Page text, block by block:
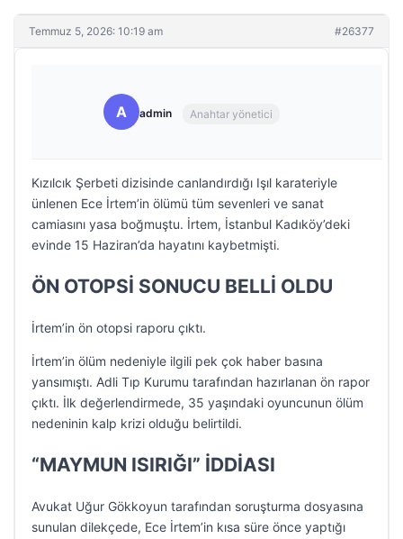
Temmuz 5, 2026: 10:19 am #26377
A admin Anahtar yönetici
Kızılcık Şerbeti dizisinde canlandırdığı Işıl karateriyle
ünlenen Ece İrtem’in ölümü tüm sevenleri ve sanat
camiasını yasa boğmuştu. İrtem, İstanbul Kadıköy’deki
evinde 15 Haziran’da hayatını kaybetmişti.
ÖN OTOPSİ SONUCU BELLİ OLDU
İrtem’in ön otopsi raporu çıktı.
İrtem’in ölüm nedeniyle ilgili pek çok haber basına
yansımıştı. Adli Tıp Kurumu tarafından hazırlanan ön rapor
çıktı. İlk değerlendirmede, 35 yaşındaki oyuncunun ölüm
nedeninin kalp krizi olduğu belirtildi.
“MAYMUN ISIRIĞI” İDDİASI
Avukat Uğur Gökkoyun tarafından soruşturma dosyasına
sunulan dilekçede, Ece İrtem’in kısa süre önce yaptığı